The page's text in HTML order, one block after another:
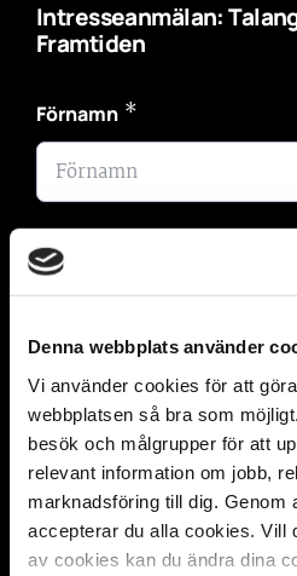
Denna webbplats använder
Vi använder cookies för att
webbplatsen så bra som
besök och målgrupper för att
relevant information om jobb,
marknadsföring till dig. Genom
accepterar du alla cookies. Vill
av cookies kan du ändra dina
Intresseanmälan:
Framtiden
Förnamn *
Efternamn
Telefonnummer*
E-post*